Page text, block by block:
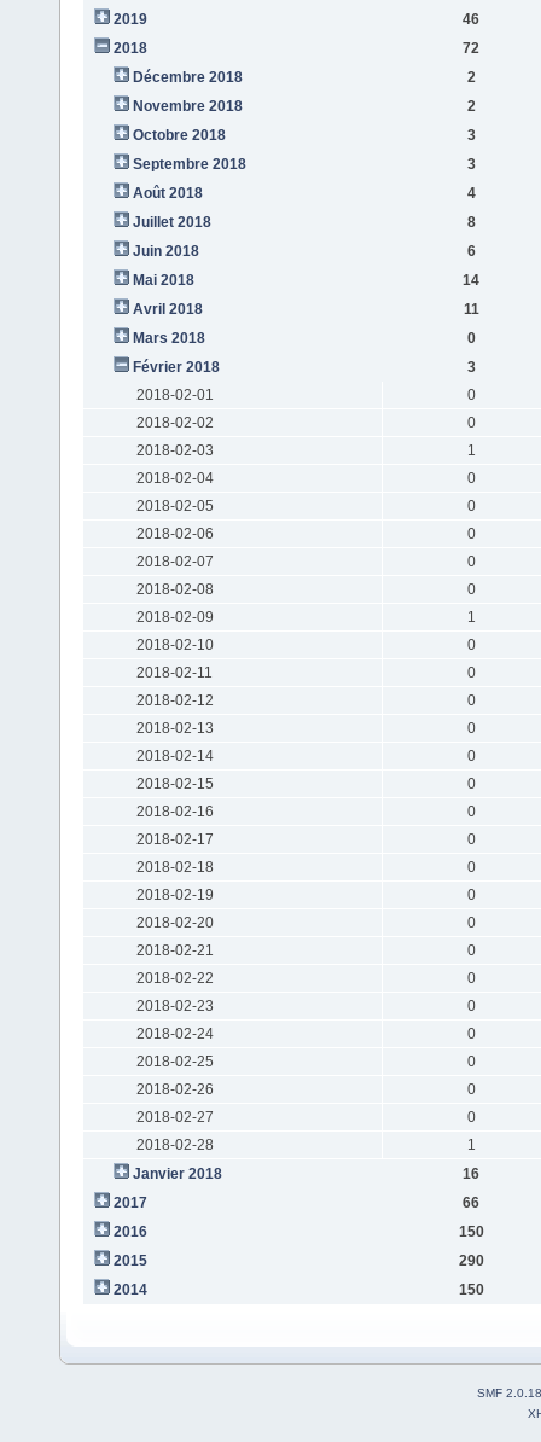
2019
46
2018
72
Décembre 2018
2
Novembre 2018
2
Octobre 2018
3
Septembre 2018
3
Août 2018
4
Juillet 2018
8
Juin 2018
6
Mai 2018
14
Avril 2018
11
Mars 2018
0
Février 2018
3
2018-02-01
0
2018-02-02
0
2018-02-03
1
2018-02-04
0
2018-02-05
0
2018-02-06
0
2018-02-07
0
2018-02-08
0
2018-02-09
1
2018-02-10
0
2018-02-11
0
2018-02-12
0
2018-02-13
0
2018-02-14
0
2018-02-15
0
2018-02-16
0
2018-02-17
0
2018-02-18
0
2018-02-19
0
2018-02-20
0
2018-02-21
0
2018-02-22
0
2018-02-23
0
2018-02-24
0
2018-02-25
0
2018-02-26
0
2018-02-27
0
2018-02-28
1
Janvier 2018
16
2017
66
2016
150
2015
290
2014
150
SMF 2.0.18